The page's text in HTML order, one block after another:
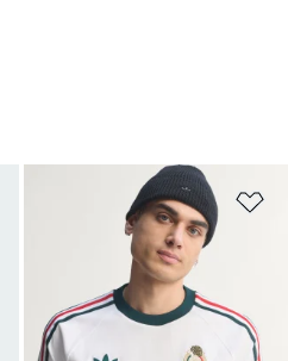
Añadir a la lista de deseos